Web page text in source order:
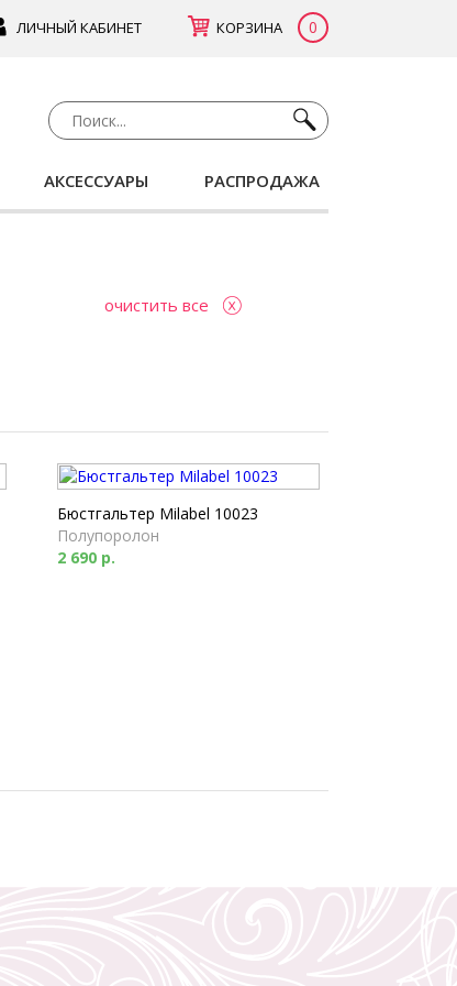
ЛИЧНЫЙ КАБИНЕТ КОРЗИНА 0
АКСЕССУАРЫ РАСПРОДАЖА
очистить все
Бюстгальтер Milabel 10023
Полупоролон
2 690 р.